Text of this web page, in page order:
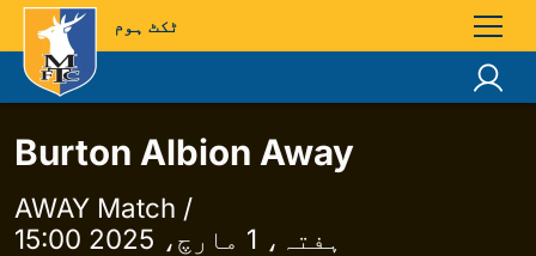
ٹکٹ ہوم
Burton Albion Away
AWAY Match /
ہفتہ، 1 مارچ، 2025 15:00